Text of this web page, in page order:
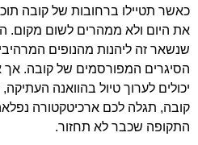
כאשר תטיילו ברחובות של קובה
את היום ולא ממהרים לשום מקום.
שנשאר זה ליהנות מהנופים
הסיגרים המפורסמים של קובה.
יכולים לערוך טיול בהוואנה
קובה, תגלה לכם ארכיטקטורה
התקופה שכבר לא תחזור.